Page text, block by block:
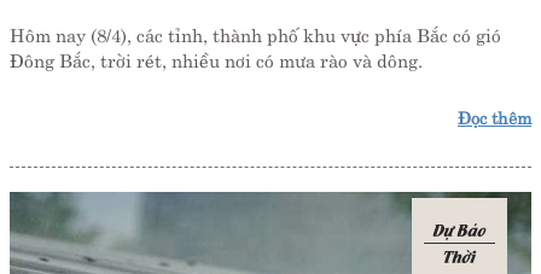
Hôm nay (8/4), các tỉnh, thành phố khu vực phía Bắc có gió
Đông Bắc, trời rét, nhiều nơi có mưa rào và dông.
Đọc thêm
Dự Báo
Thời